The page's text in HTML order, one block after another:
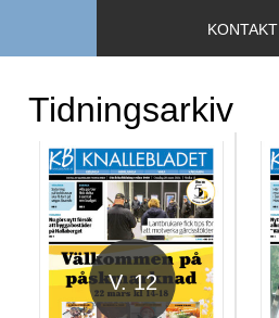
KONTAKT
Tidningsarkiv
V. 12